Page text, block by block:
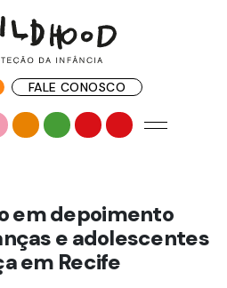
FALE CONOSCO
em depoimento
e adolescentes
em Recife